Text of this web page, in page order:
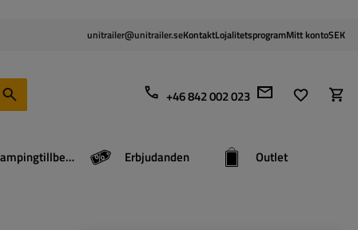
unitrailer@unitrailer.seKontaktLojalitetsprogramMitt kontoSEK
+46 842 002 023
Campingtillbehör Erbjudanden Outlet